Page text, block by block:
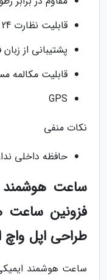
قابلیت نظارت 24 ساعته بر ضربان قلب
پشتیبانی از
قابلیت مکالمه
GPS
نکات منفی
حافظه داخلی
طراحی اپل واچ اولترا